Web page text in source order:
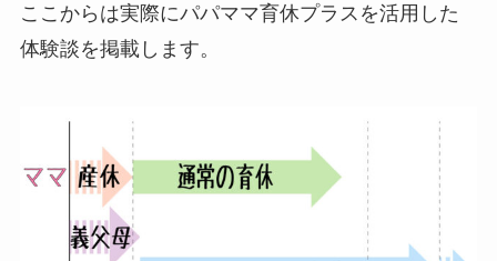
ここからは実際にパパママ育休プラスを活用した
体験談を掲載します。